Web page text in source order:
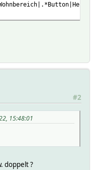
#2
15:48:01
doppelt ?